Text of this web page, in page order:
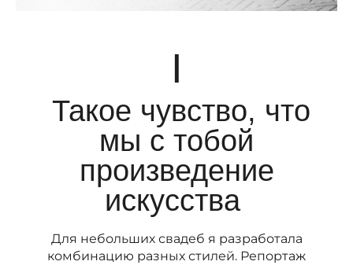
Такое чувство, что
мы с тобой
произведение
искусства
Для небольших свадеб я разработала
комбинацию разных стилей. Репортаж